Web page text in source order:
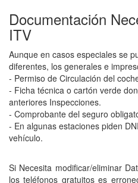
Documentación
ITV
Aunque en casos especiales se
diferentes, los generales e
- Permiso de Circulación del
- Ficha técnica o cartón verde
anteriores Inspecciones.
- Comprobante del seguro
- En algunas estaciones piden
vehículo.
Si Necesita modificar/eliminar
los teléfonos gratuitos es